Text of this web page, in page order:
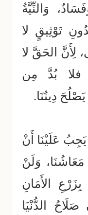
وَالنِّيَّةُ
تَوْثِيقٍ لا
لِأَنَّ الحَقَّ لا
فلا بُدَّ مِن
دِينُنَا.
يَجِبُ عَلَيْنَا أَنْ
مَعَاشُنَا، وَلَنْ
بِزَرْعِ الأَمَانِ
الدُّنْيَا